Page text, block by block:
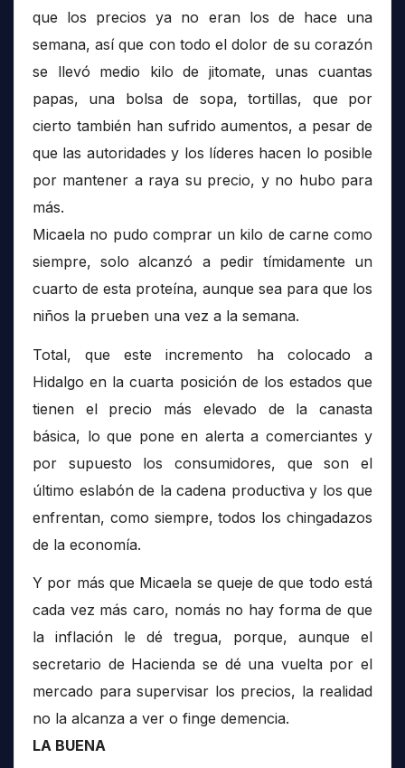
que los precios ya no eran los de hace una
semana, así que con todo el dolor de su corazón
se llevó medio kilo de jitomate, unas cuantas
papas, una bolsa de sopa, tortillas, que por
cierto también han sufrido aumentos, a pesar de
que las autoridades y los líderes hacen lo posible
por mantener a raya su precio, y no hubo para
más.
Micaela no pudo comprar un kilo de carne como
siempre, solo alcanzó a pedir tímidamente un
cuarto de esta proteína, aunque sea para que los
niños la prueben una vez a la semana.
Total, que este incremento ha colocado a
Hidalgo en la cuarta posición de los estados que
tienen el precio más elevado de la canasta
básica, lo que pone en alerta a comerciantes y
por supuesto los consumidores, que son el
último eslabón de la cadena productiva y los que
enfrentan, como siempre, todos los chingadazos
de la economía.
Y por más que Micaela se queje de que todo está
cada vez más caro, nomás no hay forma de que
la inflación le dé tregua, porque, aunque el
secretario de Hacienda se dé una vuelta por el
mercado para supervisar los precios, la realidad
no la alcanza a ver o finge demencia.
LA BUENA